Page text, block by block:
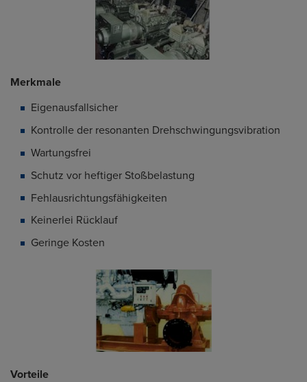
Merkmale
Eigenausfallsicher
Kontrolle der resonanten Drehschwingungsvibration
Wartungsfrei
Schutz vor heftiger Stoßbelastung
Fehlausrichtungsfähigkeiten
Keinerlei Rücklauf
Geringe Kosten
Vorteile